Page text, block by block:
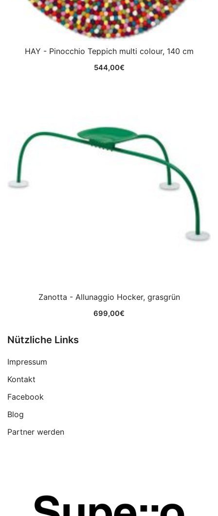
HAY - Pinocchio Teppich multi colour, 140 cm
544,00€
Zanotta - Allunaggio Hocker, grasgrün
699,00€
Nützliche Links
Impressum
Kontakt
Facebook
Blog
Partner werden